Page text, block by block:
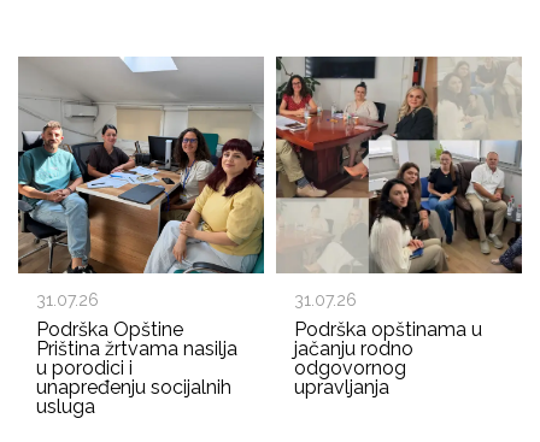
31.07.26
Podrška Opštine
Priština žrtvama nasilja
u porodici i
unapređenju socijalnih
usluga
31.07.26
Podrška opštinama u
jačanju rodno
odgovornog
upravljanja